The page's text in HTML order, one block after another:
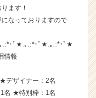
ます！
なっておりますので
･ﾟ★.｡.:*･ﾟ★.｡.:*･ﾟ★
情報
デザイナー：2名
名 ★特別枠：1名